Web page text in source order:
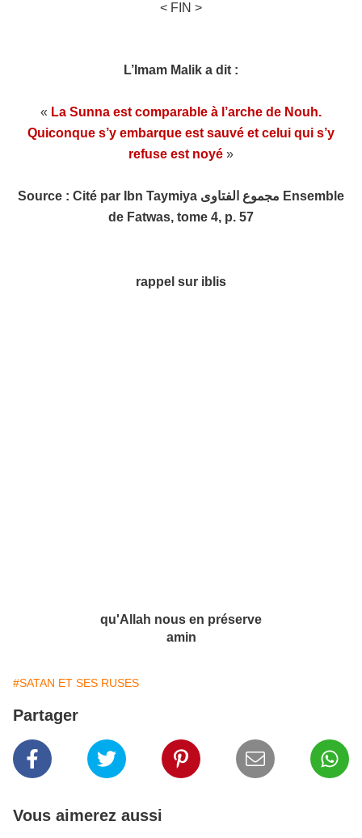
< FIN >
L’Imam Malik a dit :
« La Sunna est comparable à l’arche de Nouh.
Quiconque s’y embarque est sauvé et celui qui s’y
refuse est noyé »
Source : Cité par Ibn Taymiya مجموع الفتاوى Ensemble
de Fatwas, tome 4, p. 57
rappel sur iblis
qu'Allah nous en préserve
amin
#SATAN ET SES RUSES
Partager
Vous aimerez aussi